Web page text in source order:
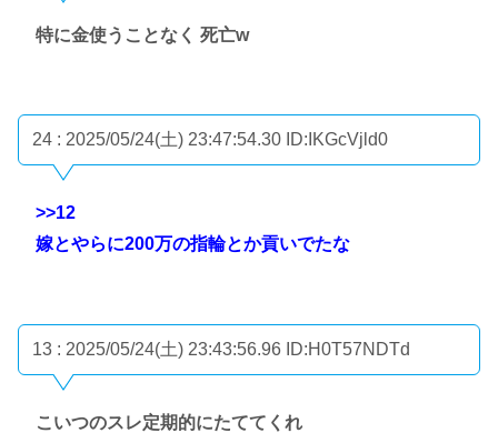
特に金使うことなく 死亡w
24 : 2025/05/24(土) 23:47:54.30 ID:IKGcVjld0
>>12
嫁とやらに200万の指輪とか貢いでたな
13 : 2025/05/24(土) 23:43:56.96 ID:H0T57NDTd
こいつのスレ定期的にたててくれ